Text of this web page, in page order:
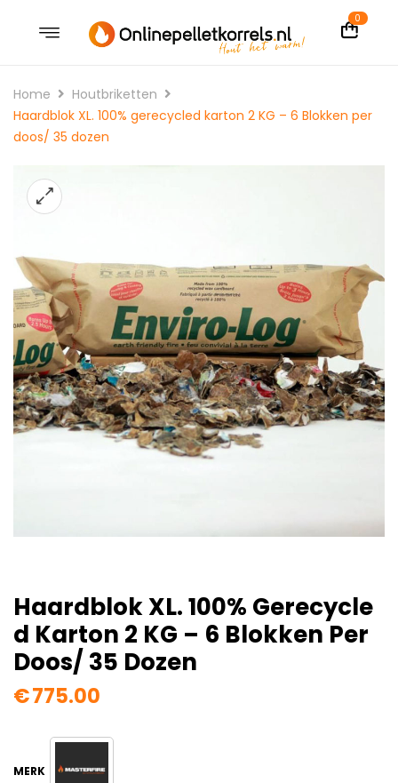
0
Home
Houtbriketten
Haardblok XL. 100% gerecycled karton 2 KG – 6 Blokken per
doos/ 35 dozen
Haardblok XL. 100% Gerecycle
D Karton 2 KG – 6 Blokken Per
Doos/ 35 Dozen
€775.00